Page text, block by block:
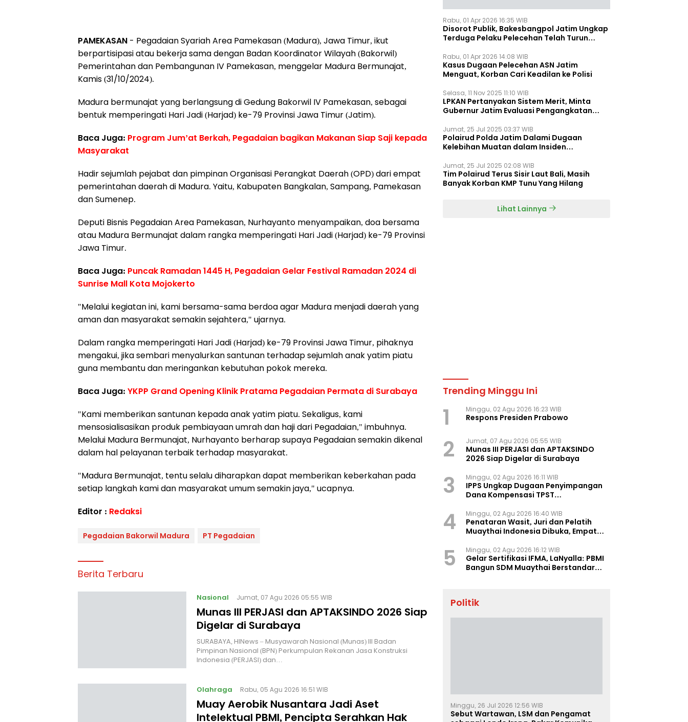
PAMEKASAN - Pegadaian Syariah Area Pamekasan (Madura), Jawa Timur, ikut
berpartisipasi atau bekerja sama dengan Badan Koordinator Wilayah (Bakorwil)
Pemerintahan dan Pembangunan IV Pamekasan, menggelar Madura Bermunajat,
Kamis (31/10/2024).
Madura bermunajat yang berlangsung di Gedung Bakorwil IV Pamekasan, sebagai
bentuk memperingati Hari Jadi (Harjad) ke-79 Provinsi Jawa Timur (Jatim).
Baca Juga: Program Jum’at Berkah, Pegadaian bagikan Makanan Siap Saji kepada
Masyarakat
Hadir sejumlah pejabat dan pimpinan Organisasi Perangkat Daerah (OPD) dari empat
pemerintahan daerah di Madura. Yaitu, Kabupaten Bangkalan, Sampang, Pamekasan
dan Sumenep.
Deputi Bisnis Pegadaian Area Pamekasan, Nurhayanto menyampaikan, doa bersama
atau Madura Bermunajat dalam rangka memperingati Hari Jadi (Harjad) ke-79 Provinsi
Jawa Timur.
Baca Juga: Puncak Ramadan 1445 H, Pegadaian Gelar Festival Ramadan 2024 di
Sunrise Mall Kota Mojokerto
"Melalui kegiatan ini, kami bersama-sama berdoa agar Madura menjadi daerah yang
aman dan masyarakat semakin sejahtera," ujarnya.
Dalam rangka memperingati Hari Jadi (Harjad) ke-79 Provinsi Jawa Timur, pihaknya
mengakui, jika sembari menyalurkan santunan terhadap sejumlah anak yatim piatu
guna membantu dan meringankan kebutuhan pokok mereka.
Baca Juga: YKPP Grand Opening Klinik Pratama Pegadaian Permata di Surabaya
"Kami memberikan santunan kepada anak yatim piatu. Sekaligus, kami
mensosialisasikan produk pembiayaan umrah dan haji dari Pegadaian," imbuhnya.
Melalui Madura Bermunajat, Nurhayanto berharap supaya Pegadaian semakin dikenal
dalam hal pelayanan terbaik terhadap masyarakat.
"Madura Bermunajat, tentu selalu diharapkan dapat memberikan keberkahan pada
setiap langkah kami dan masyarakat umum semakin jaya," ucapnya.
Editor : Redaksi
Pegadaian Bakorwil Madura PT Pegadaian
Berita Terbaru
Nasional Jumat, 07 Agu 2026 05:55 WIB
Munas III PERJASI dan APTAKSINDO 2026 Siap
Digelar di Surabaya
SURABAYA, HINews – Musyawarah Nasional (Munas) III Badan
Pimpinan Nasional (BPN) Perkumpulan Rekanan Jasa Konstruksi
Indonesia (PERJASI) dan…
Olahraga Rabu, 05 Agu 2026 16:51 WIB
Muay Aerobik Nusantara Jadi Aset
Intelektual PBMI, Pencipta Serahkan Hak
Rabu, 01 Apr 2026 16:35 WIB
Disorot Publik, Bakesbangpol Jatim Ungkap
Terduga Pelaku Pelecehan Telah Turun
Rabu, 01 Apr 2026 14:08 WIB
Kasus Dugaan Pelecehan ASN Jatim
Menguat, Korban Cari Keadilan ke Polisi
Selasa, 11 Nov 2025 11:10 WIB
LPKAN Pertanyakan Sistem Merit, Minta
Gubernur Jatim Evaluasi Pengangkatan
Jumat, 25 Jul 2025 03:37 WIB
Polairud Polda Jatim Dalami Dugaan
Kelebihan Muatan dalam Insiden
Jumat, 25 Jul 2025 02:08 WIB
Tim Polairud Terus Sisir Laut Bali, Masih
Banyak Korban KMP Tunu Yang Hilang
Lihat Lainnya
Trending Minggu Ini
1 Minggu, 02 Agu 2026 16:23 WIB
Respons Presiden Prabowo
2 Jumat, 07 Agu 2026 05:55 WIB
Munas III PERJASI dan APTAKSINDO
2026 Siap Digelar di Surabaya
3 Minggu, 02 Agu 2026 16:11 WIB
IPPS Ungkap Dugaan Penyimpangan
Dana Kompensasi TPST
4 Minggu, 02 Agu 2026 16:40 WIB
Penataran Wasit, Juri dan Pelatih
Muaythai Indonesia Dibuka, Empat
5 Minggu, 02 Agu 2026 16:12 WIB
Gelar Sertifikasi IFMA, LaNyalla: PBMI
Bangun SDM Muaythai Berstandar
Politik
Minggu, 26 Jul 2026 12:56 WIB
Sebut Wartawan, LSM dan Pengamat